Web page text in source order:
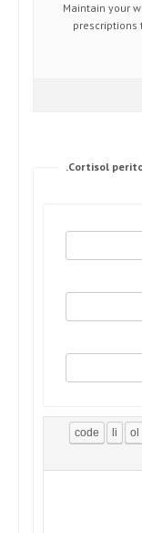
Maintain your
prescriptions